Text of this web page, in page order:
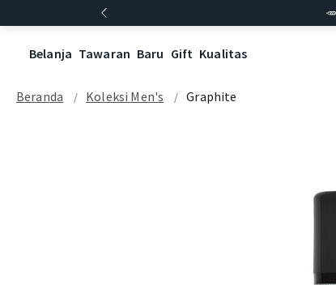
Belanja Tawaran Baru Gift Kualitas
Beranda Koleksi Men's Graphite